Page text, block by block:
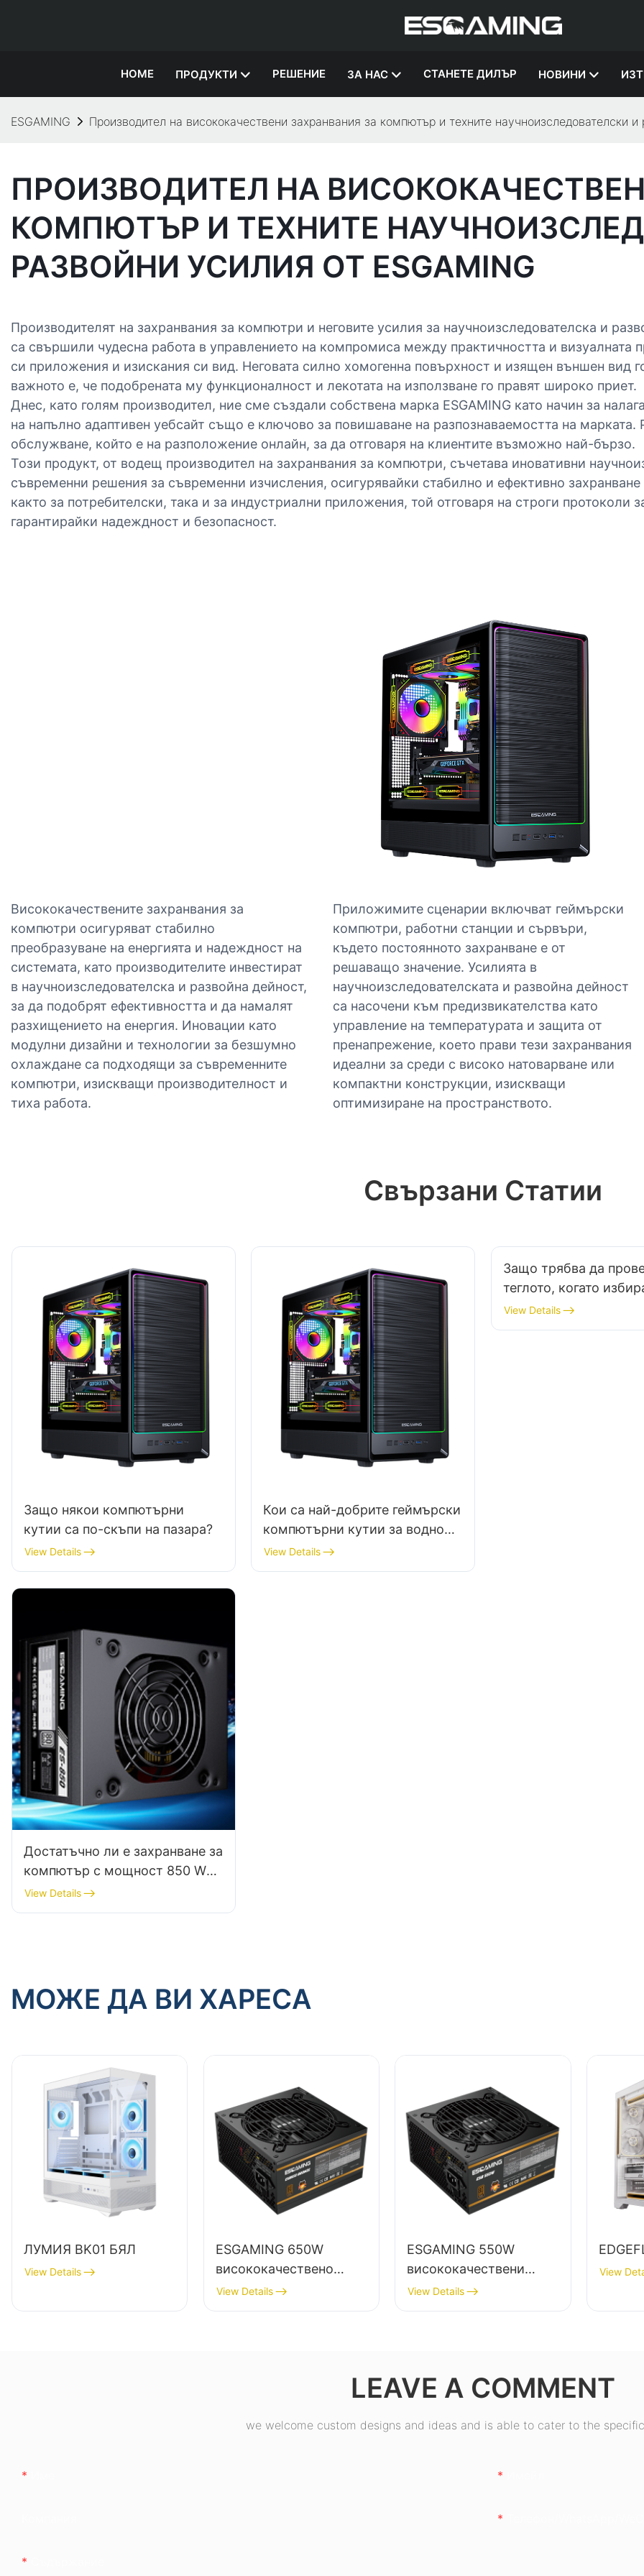
HOME ПРОДУКТИ РЕШЕНИЕ ЗА НАС СТАНЕТЕ ДИЛЪР НОВИНИ
ESGAMING Производител на висококачествени захранвания за компютър и техните научноизследователски и
ПРОИЗВОДИТЕЛ НА
КОМПЮТЪР И ТЕХНИТЕ
РАЗВОЙНИ УСИЛИЯ ОТ ESGAMING
Производителят на захранвания за компютри и неговите усилия за научноизследователска и
са свършили чудесна работа в управлението на компромиса между практичността и визуалната
си приложения и изискания си вид. Неговата силно хомогенна повърхност и изящен външен вид
важното е, че подобрената му функционалност и лекотата на използване го правят широко приет.
Днес, като голям производител, ние сме създали собствена марка ESGAMING като начин за
на напълно адаптивен уебсайт също е ключово за повишаване на разпознаваемостта на марката.
обслужване, който е на разположение онлайн, за да отговаря на клиентите възможно най-бързо.
Този продукт, от водещ производител на захранвания за компютри, съчетава иновативни
съвременни решения за съвременни изчисления, осигурявайки стабилно и ефективно
както за потребителски, така и за индустриални приложения, той отговаря на строги протоколи
гарантирайки надеждност и безопасност.
Висококачествените захранвания за
компютри осигуряват стабилно
преобразуване на енергията и надеждност на
системата, като производителите инвестират
в научноизследователска и развойна дейност,
за да подобрят ефективността и да намалят
разхищението на енергия. Иновации като
модулни дизайни и технологии за безшумно
охлаждане са подходящи за съвременните
компютри, изискващи производителност и
тиха работа.
Приложимите сценарии включват геймърски
компютри, работни станции и сървъри,
където постоянното захранване е от
решаващо значение. Усилията в
научноизследователската и развойна дейност
са насочени към предизвикателства като
управление на температурата и защита от
пренапрежение, което прави тези захранвания
идеални за среди с високо натоварване или
компактни конструкции, изискващи
оптимизиране на пространството.
Свързани Статии
Защо някои компютърни
кутии са по-скъпи на пазара?
View Details
Кои са най-добрите геймърски
компютърни кутии за водно
охлаждане?
View Details
Защо трябва да
теглото, когато
за геймърски
View Details
Достатъчно ли е захранване за
компютър с мощност 850 W
за геймърски компютър?
View Details
МОЖЕ ДА ВИ ХАРЕСА
ЛУМИЯ BK01 БЯЛ
View Details
ESGAMING 650W
висококачествено
захранване за настолни
компютри с 85%
View Details
ESGAMING 550W
висококачествени
захранвания за
настолни компютри с
View Details
View
LEAVE A COMMENT
we welcome custom designs and ideas and is able to cater to the